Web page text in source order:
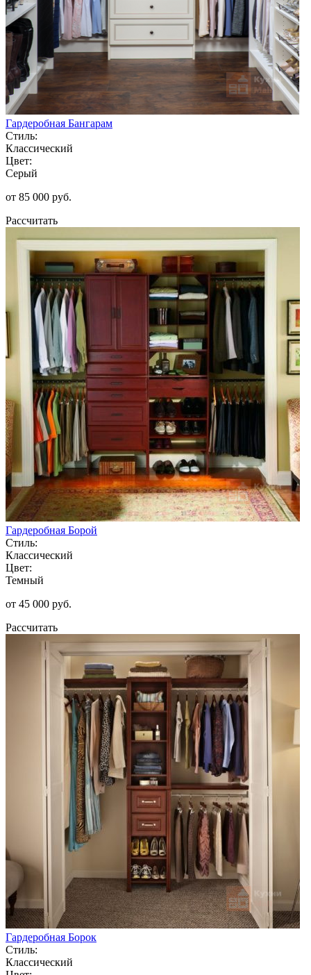
Гардеробная Бангарам
Стиль:
Классический
Цвет:
Серый
от 85 000 руб.
Рассчитать
Гардеробная Борой
Стиль:
Классический
Цвет:
Темный
от 45 000 руб.
Рассчитать
Гардеробная Борок
Стиль:
Классический